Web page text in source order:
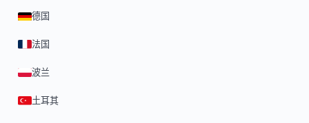
德国
法国
波兰
土耳其